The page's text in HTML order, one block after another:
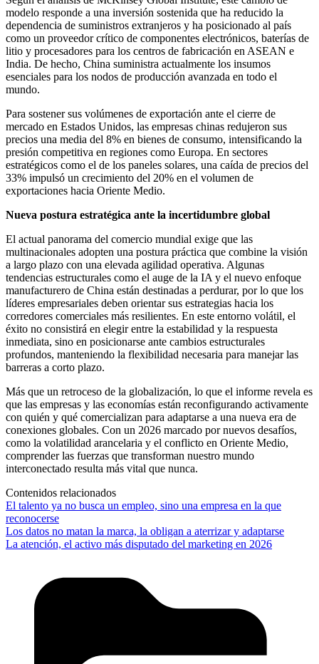
modelo responde a una inversión sostenida que ha reducido la
dependencia de suministros extranjeros y ha posicionado al país
como un proveedor crítico de componentes electrónicos, baterías de
litio y procesadores para los centros de fabricación en ASEAN e
India. De hecho, China suministra actualmente los insumos
esenciales para los nodos de producción avanzada en todo el
mundo.
Para sostener sus volúmenes de exportación ante el cierre de
mercado en Estados Unidos, las empresas chinas redujeron sus
precios una media del 8% en bienes de consumo, intensificando la
presión competitiva en regiones como Europa. En sectores
estratégicos como el de los paneles solares, una caída de precios del
33% impulsó un crecimiento del 20% en el volumen de
exportaciones hacia Oriente Medio.
Nueva postura estratégica ante la incertidumbre global
El actual panorama del comercio mundial exige que las
multinacionales adopten una postura práctica que combine la visión
a largo plazo con una elevada agilidad operativa. Algunas
tendencias estructurales como el auge de la IA y el nuevo enfoque
manufacturero de China están destinadas a perdurar, por lo que los
líderes empresariales deben orientar sus estrategias hacia los
corredores comerciales más resilientes. En este entorno volátil, el
éxito no consistirá en elegir entre la estabilidad y la respuesta
inmediata, sino en posicionarse ante cambios estructurales
profundos, manteniendo la flexibilidad necesaria para manejar las
barreras a corto plazo.
Más que un retroceso de la globalización, lo que el informe revela es
que las empresas y las economías están reconfigurando activamente
con quién y qué comercializan para adaptarse a una nueva era de
conexiones globales. Con un 2026 marcado por nuevos desafíos,
como la volatilidad arancelaria y el conflicto en Oriente Medio,
comprender las fuerzas que transforman nuestro mundo
interconectado resulta más vital que nunca.
Contenidos relacionados
El talento ya no busca un empleo, sino una empresa en la que
reconocerse
Los datos no matan la marca, la obligan a aterrizar y adaptarse
La atención, el activo más disputado del marketing en 2026